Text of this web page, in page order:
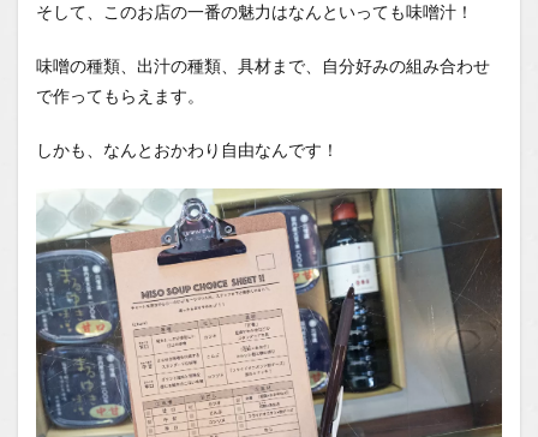
そして、このお店の一番の魅力はなんといっても味噌汁！
味噌の種類、出汁の種類、具材まで、自分好みの組み合わせ
で作ってもらえます。
しかも、なんとおかわり自由なんです！